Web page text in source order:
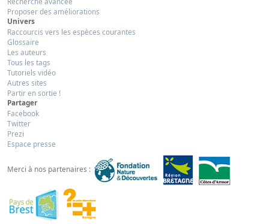
Proposer des améliorations
Univers
Raccourcis vers les espèces courantes
Glossaire
Les auteurs
Tous les tags
Tutoriels vidéo
Autres sites
Partir en sortie !
Partager
Facebook
Twitter
Prezi
Espace presse
Merci à nos partenaires :